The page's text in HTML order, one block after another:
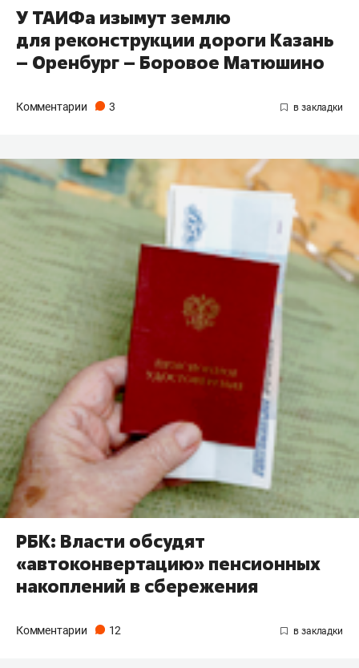
У ТАИФа изымут землю
для реконструкции дороги Казань
– Оренбург – Боровое Матюшино
Комментарии 3
РБК: Власти обсудят
«автоконвертацию» пенсионных
накоплений в сбережения
Комментарии 12